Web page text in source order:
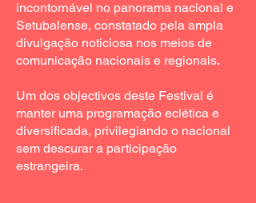
incontornável no panorama nacional e
Setubalense, constatado pela ampla
divulgação noticiosa nos meios de
comunicação nacionais e regionais.
Um dos objectivos deste Festival é
manter uma programação eclética e
diversificada, privilegiando o nacional
sem descurar a participação
estrangeira.